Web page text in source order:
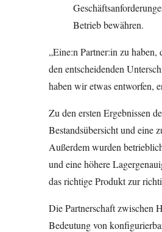
Betrieb bewähren.
„Eine:n Partner:in zu
den entscheidenden
haben wir etwas entworfen,
Zu den ersten Ergebnissen
Bestandsübersicht und eine
Außerdem wurden
und eine höhere
das richtige Produkt zur
Die Partnerschaft zwischen
Bedeutung von